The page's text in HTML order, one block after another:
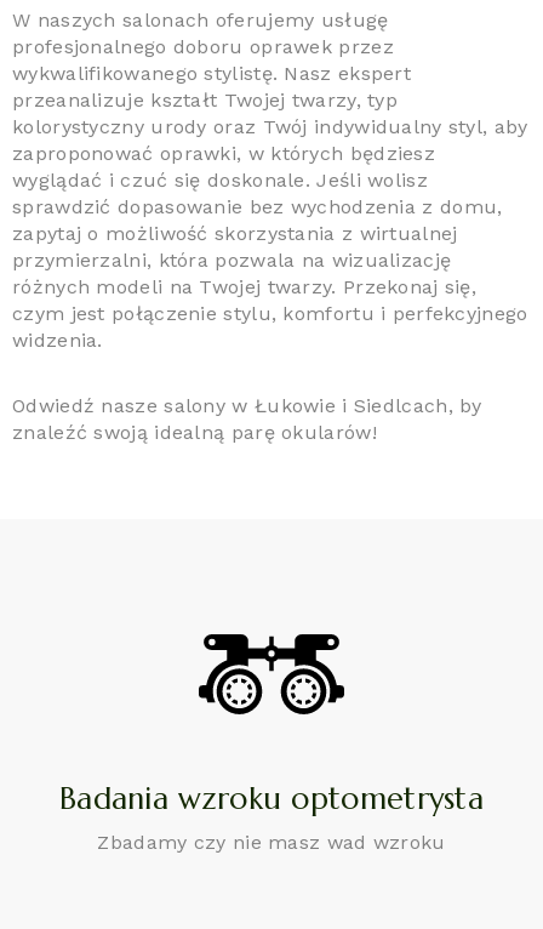
W naszych salonach oferujemy usługę
profesjonalnego doboru oprawek przez
wykwalifikowanego stylistę. Nasz ekspert
przeanalizuje kształt Twojej twarzy, typ
kolorystyczny urody oraz Twój indywidualny styl, aby
zaproponować oprawki, w których będziesz
wyglądać i czuć się doskonale. Jeśli wolisz
sprawdzić dopasowanie bez wychodzenia z domu,
zapytaj o możliwość skorzystania z wirtualnej
przymierzalni, która pozwala na wizualizację
różnych modeli na Twojej twarzy. Przekonaj się,
czym jest połączenie stylu, komfortu i perfekcyjnego
widzenia.
Odwiedź nasze salony w Łukowie i Siedlcach, by
znaleźć swoją idealną parę okularów!
Badania wzroku optometrysta
Zbadamy czy nie masz wad wzroku